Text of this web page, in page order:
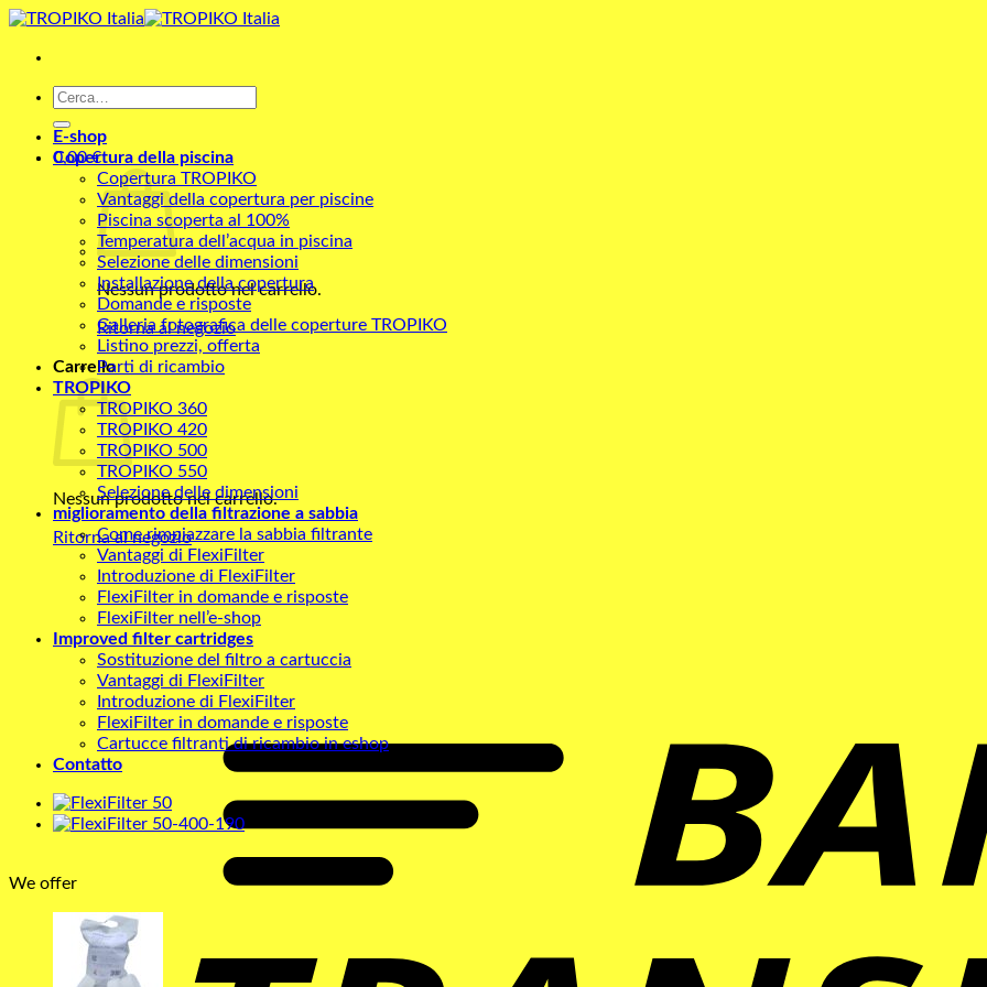
Salta
contenuti
Cerca:
0,00€
Nessun prodotto nel carrello.
Ritorna al negozio
Carrello
Nessun prodotto nel carrello.
Ritorna al negozio
E-shop
Copertura della piscina
Copertura TROPIKO
Vantaggi della copertura per piscine
Piscina scoperta al 100%
Temperatura dell’acqua in piscina
Selezione delle dimensioni
Installazione della copertura
Domande e risposte
Galleria fotografica delle coperture TROPIKO
Listino prezzi, offerta
Parti di ricambio
TROPIKO
TROPIKO 360
TROPIKO 420
TROPIKO 500
TROPIKO 550
Selezione delle dimensioni
miglioramento della filtrazione a sabbia
Come rimpiazzare la sabbia filtrante
Vantaggi di FlexiFilter
Introduzione di FlexiFilter
FlexiFilter in domande e risposte
FlexiFilter nell’e-shop
Improved filter cartridges
Sostituzione del filtro a cartuccia
Vantaggi di FlexiFilter
Introduzione di FlexiFilter
FlexiFilter in domande e risposte
Cartucce filtranti di ricambio in eshop
Contatto
We offer